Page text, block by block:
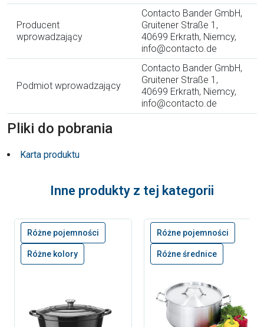
Producent
wprowadzający
Contacto Bander GmbH,
Gruitener Straße 1,
40699 Erkrath, Niemcy,
info@contacto.de
Podmiot wprowadzający
Contacto Bander GmbH,
Gruitener Straße 1,
40699 Erkrath, Niemcy,
info@contacto.de
Pliki do pobrania
Karta produktu
Inne produkty z tej kategorii
Różne pojemności
Różne kolory
Różne pojemności
Różne średnice